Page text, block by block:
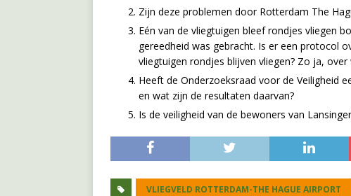
Zijn deze problemen door Rotterdam The
Eén van de vliegtuigen bleef rondjes vliegen
gereedheid was gebracht. Is er een protocol
vliegtuigen rondjes blijven vliegen? Zo ja,
Heeft de Onderzoeksraad voor de Veiligheid
en wat zijn de resultaten daarvan?
Is de veiligheid van de bewoners van
VLIEGVELD ROTTERDAM-THE HAGUE AIRPORT